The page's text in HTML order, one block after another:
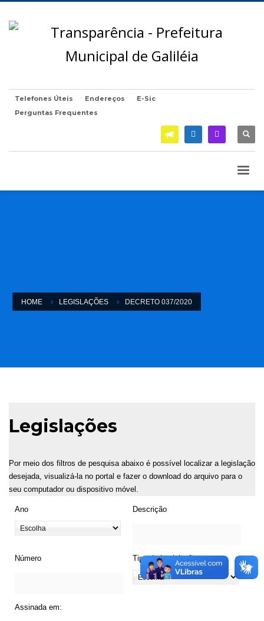
Telefones Úteis Endereços
E-Sic
Perguntas Frequentes
HOME LEGISLAÇÕES DECRETO 037/2020
Legislações
Por meio dos filtros de pesquisa abaixo é possível localizar a legislação
desejada, visualizá-la no portal e fazer o download do arquivo para o
seu computador ou dispositivo móvel.
Ano Descrição
Número Tipo de Legislação
Assinada em: